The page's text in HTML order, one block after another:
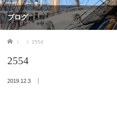
ブログ
ホーム 2554
2554
2019.12.3